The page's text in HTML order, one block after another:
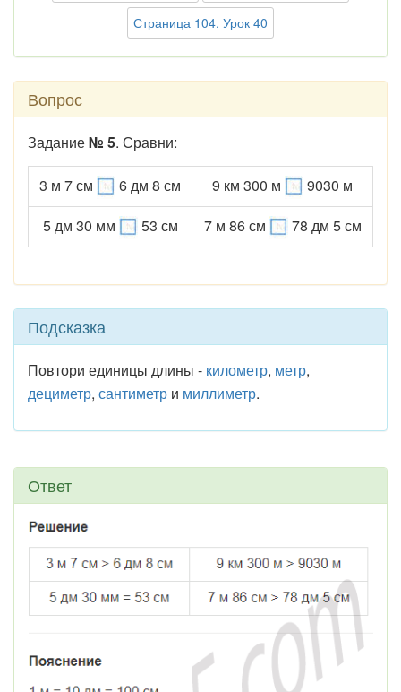
Страница 104. Урок 40
Вопрос
Задание№ 5. Сравни:
3 м 7 см 6 дм 8 см 9 км 300 м
9030 м
5 дм 30 мм
53 см 7 м 86 см 78 дм 5 см
Подсказка
Повтори единицы длины - километр, метр,
дециметр, сантиметр и миллиметр.
Ответ